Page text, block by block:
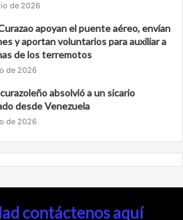
de 2026
apoyan el puente aéreo, envían
y aportan voluntarios para auxiliar a
de los terremotos
de 2026
absolvió a un sicario
desde Venezuela
de 2026
contáctenos aquí